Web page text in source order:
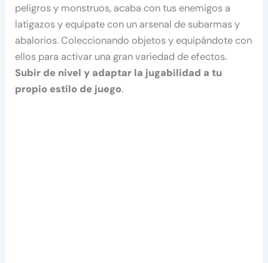
peligros y monstruos, acaba con tus enemigos a
latigazos y equípate con un arsenal de subarmas y
abalorios. Coleccionando objetos y equipándote con
ellos para activar una gran variedad de efectos.
Subir de nivel y adaptar la jugabilidad a tu
propio estilo de juego.